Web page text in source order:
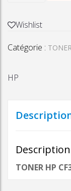
HP
/312YEL/LASER
476N
Wishlist
Catégorie : TONER
HP
Description
TONER HP